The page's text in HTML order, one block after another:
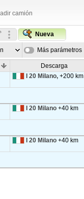
camión
Nueva
Más parámetros
Descarga
I 20 Milano, +200 km
I 20 Milano +40 km
I 20 Milano +40 km